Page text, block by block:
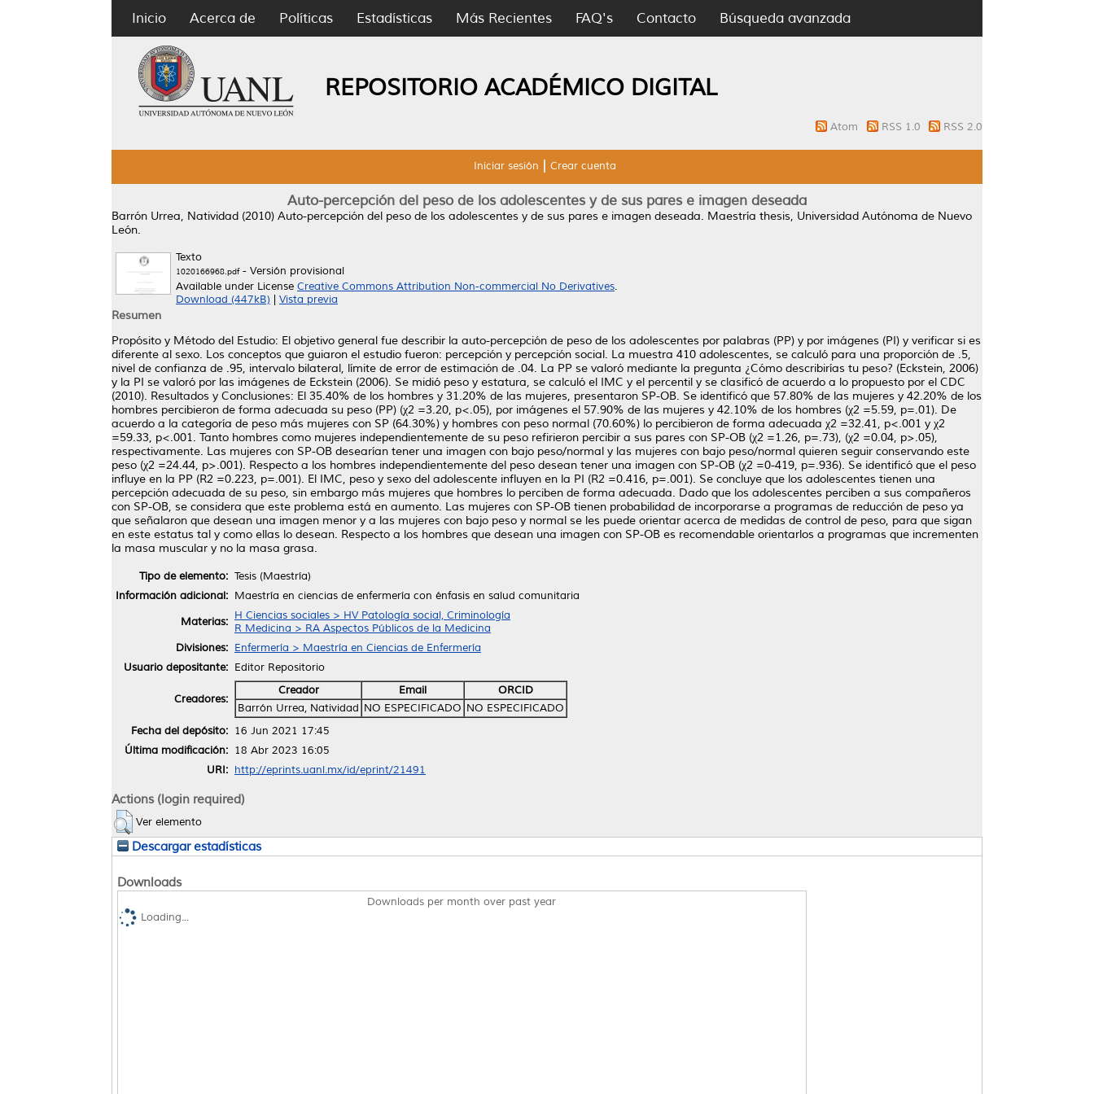
Inicio Acerca de Políticas Estadísticas Más Recientes FAQ's Contacto Búsqueda avanzada
REPOSITORIO ACADÉMICO DIGITAL
Atom RSS 1.0 RSS 2.0
Iniciar sesión Crear cuenta
Auto-percepción del peso de los adolescentes y de sus pares e imagen deseada
Barrón Urrea, Natividad (2010) Auto-percepción del peso de los adolescentes y de sus pares e imagen deseada. Maestría thesis, Universidad Autónoma de Nuevo
León.
Texto
1020166968.pdf- Versión provisional
Available under License Creative Commons Attribution Non-commercial No Derivatives.
Download (447kB)
Vista previa
Resumen
Propósito y Método del Estudio: El objetivo general fue describir la auto-percepción de peso de los adolescentes por palabras (PP) y por imágenes (PI) y verificar si es
diferente al sexo. Los conceptos que guiaron el estudio fueron: percepción y percepción social. La muestra 410 adolescentes, se calculó para una proporción de .5,
nivel de confianza de .95, intervalo bilateral, límite de error de estimación de .04. La PP se valoró mediante la pregunta ¿Cómo describirías tu peso? (Eckstein, 2006)
y la PI se valoró por las imágenes de Eckstein (2006). Se midió peso y estatura, se calculó el IMC y el percentil y se clasificó de acuerdo a lo propuesto por el CDC
(2010). Resultados y Conclusiones: El 35.40% de los hombres y 31.20% de las mujeres, presentaron SP-OB. Se identificó que 57.80% de las mujeres y 42.20% de los
hombres percibieron de forma adecuada su peso (PP) (χ2 =3.20, p<.05), por imágenes el 57.90% de las mujeres y 42.10% de los hombres (χ2 =5.59, p=.01). De
acuerdo a la categoría de peso más mujeres con SP (64.30%) y hombres con peso normal (70.60%) lo percibieron de forma adecuada χ2 =32.41, p<.001 y χ2
=59.33, p<.001. Tanto hombres como mujeres independientemente de su peso refirieron percibir a sus pares con SP-OB (χ2 =1.26, p=.73), (χ2 =0.04, p>.05),
respectivamente. Las mujeres con SP-OB desearían tener una imagen con bajo peso/normal y las mujeres con bajo peso/normal quieren seguir conservando este
peso (χ2 =24.44, p>.001). Respecto a los hombres independientemente del peso desean tener una imagen con SP-OB (χ2 =0-419, p=.936). Se identificó que el peso
influye en la PP (R2 =0.223, p=.001). El IMC, peso y sexo del adolescente influyen en la PI (R2 =0.416, p=.001). Se concluye que los adolescentes tienen una
percepción adecuada de su peso, sin embargo más mujeres que hombres lo perciben de forma adecuada. Dado que los adolescentes perciben a sus compañeros
con SP-OB, se considera que este problema está en aumento. Las mujeres con SP-OB tienen probabilidad de incorporarse a programas de reducción de peso ya
que señalaron que desean una imagen menor y a las mujeres con bajo peso y normal se les puede orientar acerca de medidas de control de peso, para que sigan
en este estatus tal y como ellas lo desean. Respecto a los hombres que desean una imagen con SP-OB es recomendable orientarlos a programas que incrementen
la masa muscular y no la masa grasa.
Tipo de elemento: Tesis (Maestría)
Información adicional: Maestría en ciencias de enfermería con énfasis en salud comunitaria
Materias: H Ciencias sociales > HV Patología social, Criminología
R Medicina > RA Aspectos Públicos de la Medicina
Divisiones: Enfermería > Maestría en Ciencias de Enfermería
Usuario depositante: Editor Repositorio
Creadores:
Creador Email
ORCID
Barrón Urrea, Natividad NO ESPECIFICADO NO ESPECIFICADO
Fecha del depósito: 16 Jun 2021 17:45
Última modificación: 18 Abr 2023 16:05
URI: http://eprints.uanl.mx/id/eprint/21491
Actions (login required)
Ver elemento
Descargar estadísticas
Downloads
Downloads per month over past year
Loading...